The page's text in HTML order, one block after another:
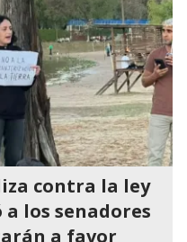
contra la ley
los senadores
a favor